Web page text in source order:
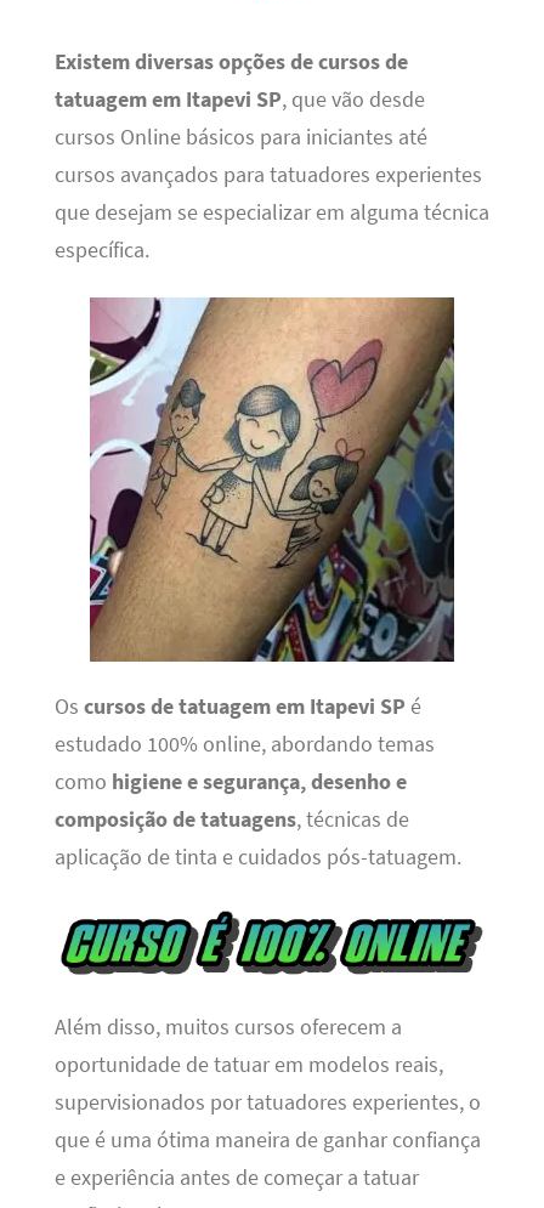
Existem diversas opções de cursos de
tatuagem em Itapevi SP, que vão desde
cursos Online básicos para iniciantes até
cursos avançados para tatuadores experientes
que desejam se especializar em alguma técnica
específica.
Os cursos de tatuagem em Itapevi SP é
estudado 100% online, abordando temas
como higiene e segurança, desenho e
composição de tatuagens, técnicas de
aplicação de tinta e cuidados pós-tatuagem.
Além disso, muitos cursos oferecem a
oportunidade de tatuar em modelos reais,
supervisionados por tatuadores experientes, o
que é uma ótima maneira de ganhar confiança
e experiência antes de começar a tatuar